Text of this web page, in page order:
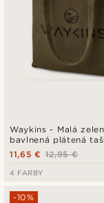
Waykins - Malá
bavlnená plátená
12,95 €
11,65 €
4 FARBY
-10%